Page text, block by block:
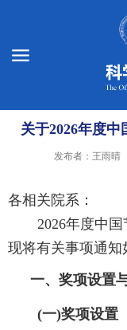
关于2026年度
发布者：王雨晴
各相关院系：
2026年度中国
现将有关事项通知
一、奖项设置
(一)奖项设置